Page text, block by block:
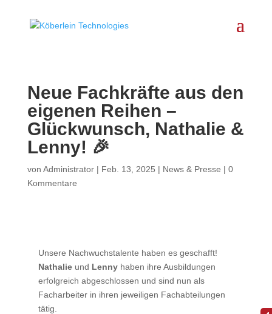
Neue Fachkräfte aus den
eigenen Reihen –
Glückwunsch, Nathalie &
Lenny! 🎉
von Administrator| Feb. 13, 2025 | News & Presse | 0
Kommentare
Unsere Nachwuchstalente haben es geschafft!
Nathalie und Lenny haben ihre Ausbildungen
erfolgreich abgeschlossen und sind nun als
Facharbeiter in ihren jeweiligen Fachabteilungen
tätig.